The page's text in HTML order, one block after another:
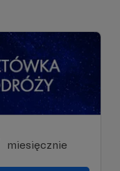
miesięcznie